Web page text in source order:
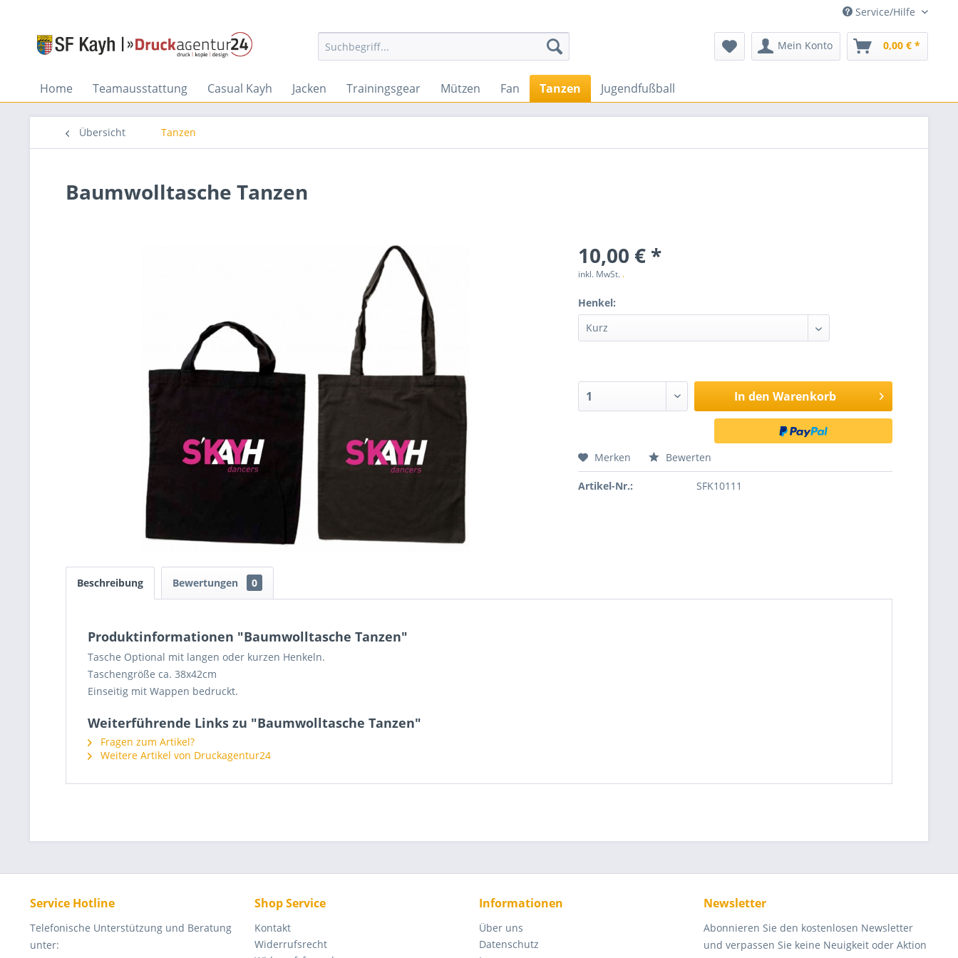
Service/Hilfe
Mein Konto 0,00 € *
Home Teamausstattung Casual Kayh Jacken Trainingsgear Mützen Fan Tanzen Jugendfußball
Übersicht Tanzen
Baumwolltasche Tanzen
10,00 € *
inkl. MwSt. .
Henkel:
In den Warenkorb
Merken Bewerten
Artikel-Nr.: SFK10111
Beschreibung Bewertungen 0
Produktinformationen "Baumwolltasche Tanzen"
Tasche Optional mit langen oder kurzen Henkeln.
Taschengröße ca. 38x42cm
Einseitig mit Wappen bedruckt.
Weiterführende Links zu "Baumwolltasche Tanzen"
Fragen zum Artikel?
Weitere Artikel von Druckagentur24
Service Hotline
Telefonische Unterstützung und Beratung
unter:
Shop Service
Kontakt
Widerrufsrecht
Informationen
Über uns
Datenschutz
Newsletter
Abonnieren Sie den kostenlosen Newsletter
und verpassen Sie keine Neuigkeit oder Aktion